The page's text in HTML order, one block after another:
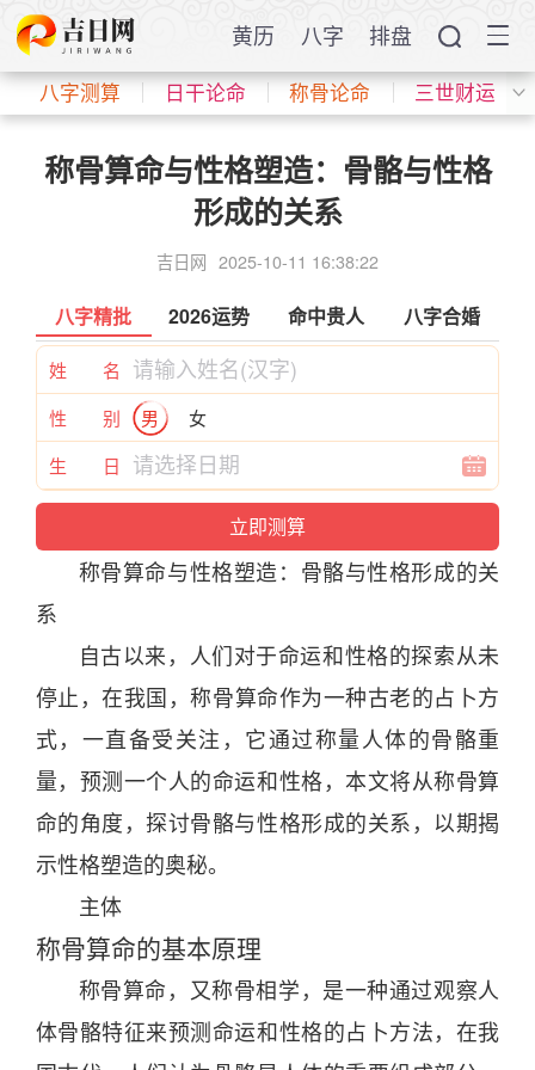
黄历 八字 排盘
八字测算 日干论命 称骨论命 三世财运
称骨算命与性格塑造：骨骼与性格
形成的关系
吉日网 2025-10-11 16:38:22
八字精批 2026运势 命中贵人 八字合婚
姓 名
性 别
男
女
生 日
称骨算命与性格塑造：骨骼与性格形成的关
系
自古以来，人们对于命运和性格的探索从未
停止，在我国，称骨算命作为一种古老的占卜方
式，一直备受关注，它通过称量人体的骨骼重
量，预测一个人的命运和性格，本文将从称骨算
命的角度，探讨骨骼与性格形成的关系，以期揭
示性格塑造的奥秘。
主体
称骨算命的基本原理
称骨算命，又称骨相学，是一种通过观察人
体骨骼特征来预测命运和性格的占卜方法，在我